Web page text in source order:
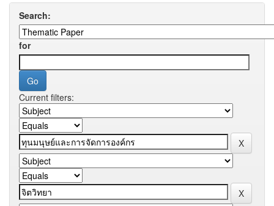
Search:
for
Current filters: